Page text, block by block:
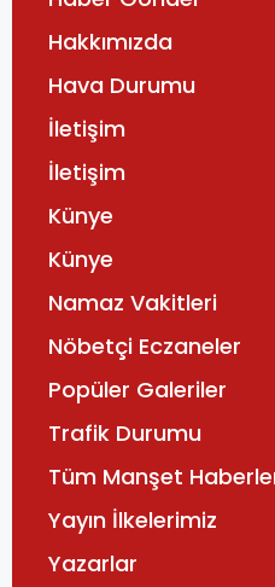
Hakkımızda
Hava Durumu
İletişim
İletişim
Künye
Künye
Namaz Vakitleri
Nöbetçi Eczaneler
Popüler Galeriler
Trafik Durumu
Tüm Manşet
Yayın İlkelerimiz
Yazarlar